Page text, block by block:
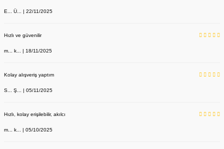
E... Ü... | 22/11/2025
Hızlı ve güvenilir
m... k... | 18/11/2025
Kolay alışveriş yaptım
S... Ş... | 05/11/2025
Hızlı, kolay erişilebilir, akılcı
m... k... | 05/10/2025